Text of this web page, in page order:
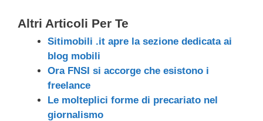
Altri Articoli Per Te
Sitimobili .it apre la sezione dedicata ai
blog mobili
Ora FNSI si accorge che esistono i
freelance
Le molteplici forme di precariato nel
giornalismo